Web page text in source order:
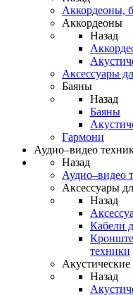
Аккордеоны,
Аккордеоны
Назад
Аксессуары
Баяны
Назад
Баяны
Гармони
Аудио–видео
Назад
Аудио–видео
Аксессуары
Назад
Кабели
техники
Назад